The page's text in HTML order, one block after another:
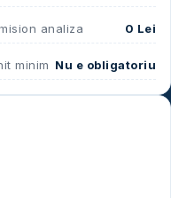
analiza 0 Lei
minim Nu e obligatoriu